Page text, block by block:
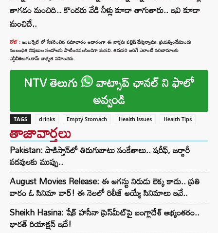
తాగడం మంచిది.. కొందరు వేడి నీళ్లు కూడా తాగుతారు.. ఇవి కూడా
మంచిదే..
నోట్ :ఇంటర్నెట్ లో సేకరించిన సమాచారం ఆధారంగా ఈ వార్తను పబ్లిష్ చేస్తున్నాము. ప్రయత్నించేముందు
సంబంధిత నిపుణుల సలహాలను పాటించవలసిందిగా మనవి. తదుపరి జరిగే ఎలాంటి పరిణామాలకు
ఎన్టీవీతెలుగు.కామ్ బాధ్యత వహించదు.
NTV తెలుగు వాట్సాప్ ఛానల్ ని ఫాలో
అవ్వండి
TAGS drinks Empty Stomach Health Issues Health Tips
తాజావార్తలు
Pakistan: పాకిస్తాన్‌లో తిరుగుబాటు సంకేతాలు.. షరీఫ్, జర్దారీ
పదవులకు ముప్పు..
August Movies Release: ఈ ఆగస్టు నిరుడు లెక్క కాదు.. ప్రతి
వారం ఓ సినిమా వార్! ఈ నెలలో రిలీజ్ అయ్యే సినిమాలు ఇవే..
Sheikh Hasina: షేక్ హసీనా ప్రెస్‌మీట్‌పై బంగ్లాదేశ్ అభ్యంతరం..
భారత్ రియాక్షన్ ఇదే!